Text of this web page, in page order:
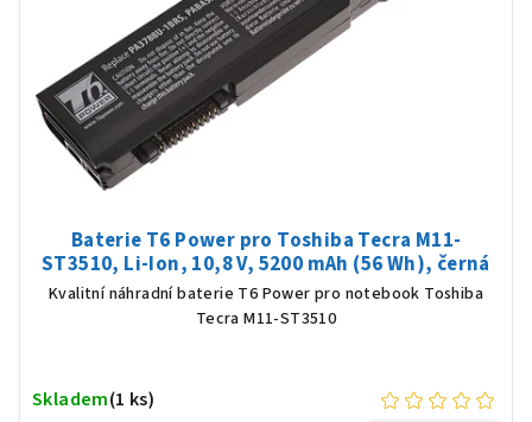
Baterie T6 Power pro Toshiba Tecra M11-
ST3510, Li-Ion, 10,8 V, 5200 mAh (56 Wh), černá
Kvalitní náhradní baterie T6 Power pro notebook Toshiba
Tecra M11-ST3510
Skladem(1 ks)